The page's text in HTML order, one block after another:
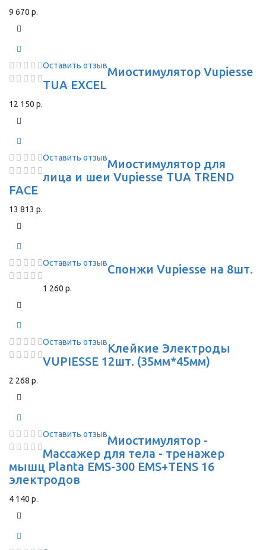
9 670 р.
Оставить отзывМиостимулятор Vupiesse
TUA EXCEL
12 150 р.
Оставить отзывМиостимулятор для
лица и шеи Vupiesse TUA TREND
FACE
13 813 р.
Оставить отзывСпонжи Vupiesse на 8шт.
1 260 р.
Оставить отзывКлейкие Электроды
VUPIESSE 12шт. (35мм*45мм)
2 268 р.
Оставить отзывМиостимулятор -
Массажер для тела - тренажер
мышц Planta EMS-300 EMS+TENS 16
электродов
4 140 р.